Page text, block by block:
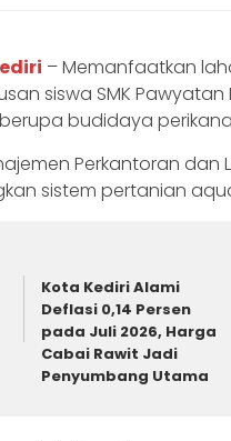
– Memanfaatkan
siswa SMK Pawyatan
budidaya
Perkantoran dan
sistem pertanian
Kota Kediri Alami
Deflasi 0,14 Persen
pada Juli 2026, Harga
Cabai Rawit Jadi
Penyumbang Utama